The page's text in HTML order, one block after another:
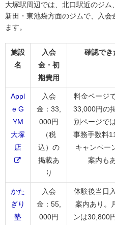
大塚駅周辺では、北口駅近のジ
新田・東池袋方面のジムで、入
ます。
施設
名
入会
金・初
期費用
確認でき
Appl
e G
YM
大塚
店
入会
金：33,
000円
（税
込）の
掲載あ
り
料金ページ
33,000円の
別ページで
事務手数料
キャンペー
案内も
かた
ぎり
塾
入会
金：55,
000円
体験後当日
案内あり。
ンは30,800